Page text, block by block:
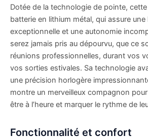
Dotée de la technologie de pointe,
batterie en lithium métal, qui assure
exceptionnelle et une autonomie
serez jamais pris au dépourvu, que ce
réunions professionnelles, durant vos
vos sorties estivales. Sa technologie
une précision horlogère
montre un merveilleux compagnon
être à l’heure et marquer le rythme de
Fonctionnalité et confort